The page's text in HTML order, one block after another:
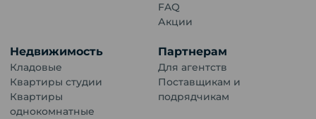
FAQ
Акции
Недвижимость
Кладовые
Квартиры студии
Квартиры
однокомнатные
Партнерам
Для агентств
Поставщикам и
подрядчикам